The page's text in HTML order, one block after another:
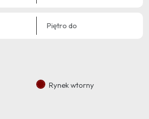
Rynek wtorny